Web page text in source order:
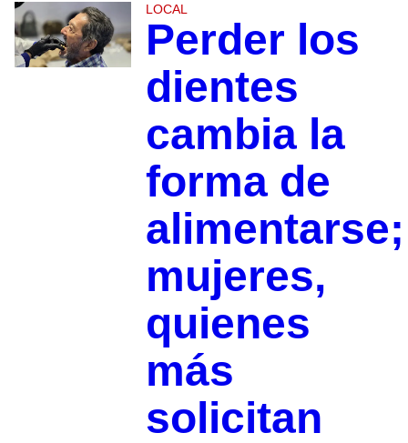
LOCAL
Perder los
dientes
cambia la
forma de
alimentarse;
mujeres,
quienes
más
solicitan